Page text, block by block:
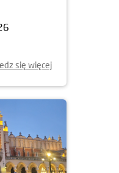
się więcej